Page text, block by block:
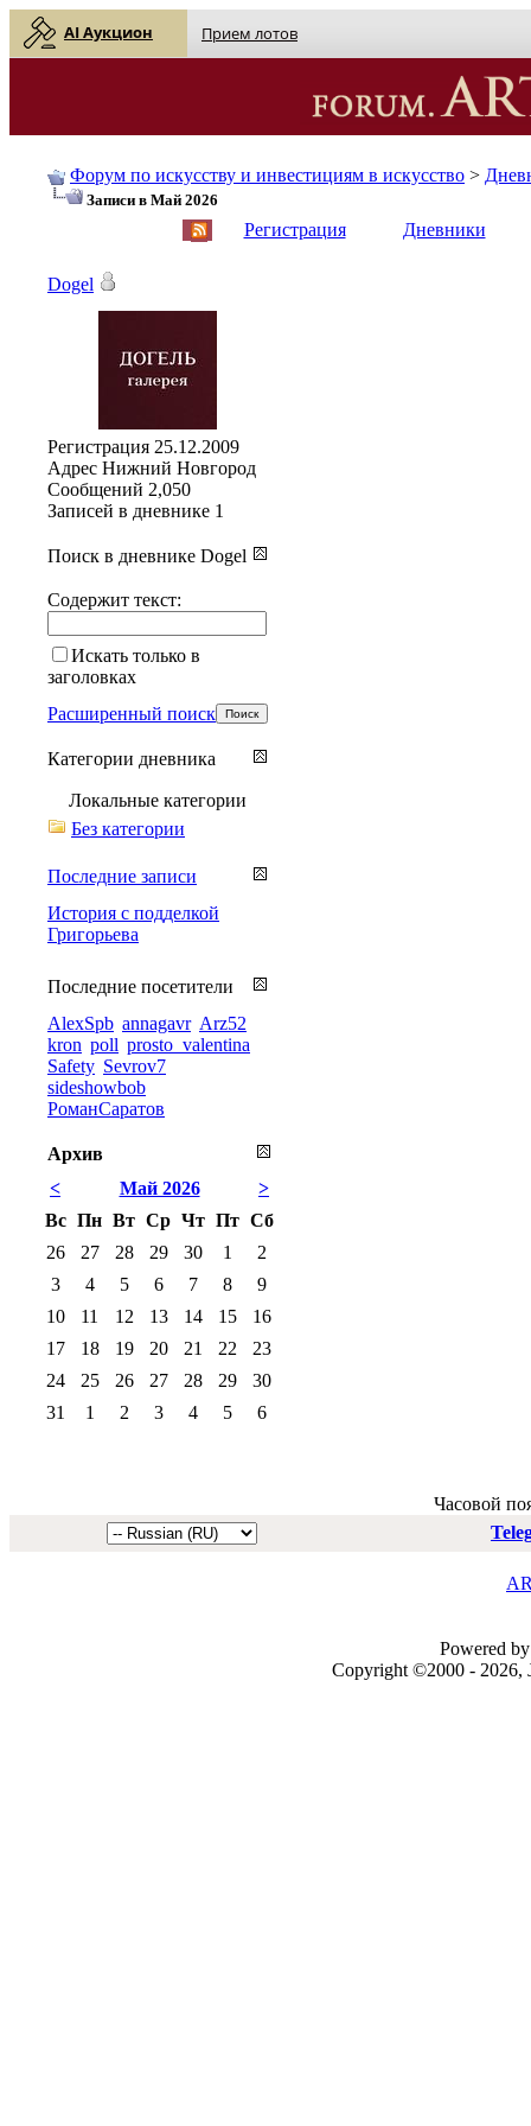
AI Аукцион Прием лотов
Форум по искусству и инвестициям в искусство >
Записи в Май 2026
Регистрация Дневники
Dogel
Регистрация 25.12.2009
Адрес Нижний Новгород
Сообщений 2,050
Записей в дневнике 1
Поиск в дневнике Dogel
Содержит текст:
Искать только в
заголовках
Расширенный поиск
Категории дневника
Локальные категории
Без категории
Последние записи
История с подделкой
Григорьева
Последние посетители
AlexSpb annagavr Arz52
kron poll prosto_valentina
Safety Sevrov7
sideshowbob
РоманСаратов
Архив
<
>
Май 2026
Вс Пн Вт Ср Чт Пт Сб
26
27 28 29 30 1
2
3
4 5 6 7 8
9
10
11 12 13 14 15
16
17
18 19 20 21 22
23
24
25 26 27 28 29
30
31
1 2 3 4 5 6
Часовой
Powered
Copyright ©2000 - 2026,